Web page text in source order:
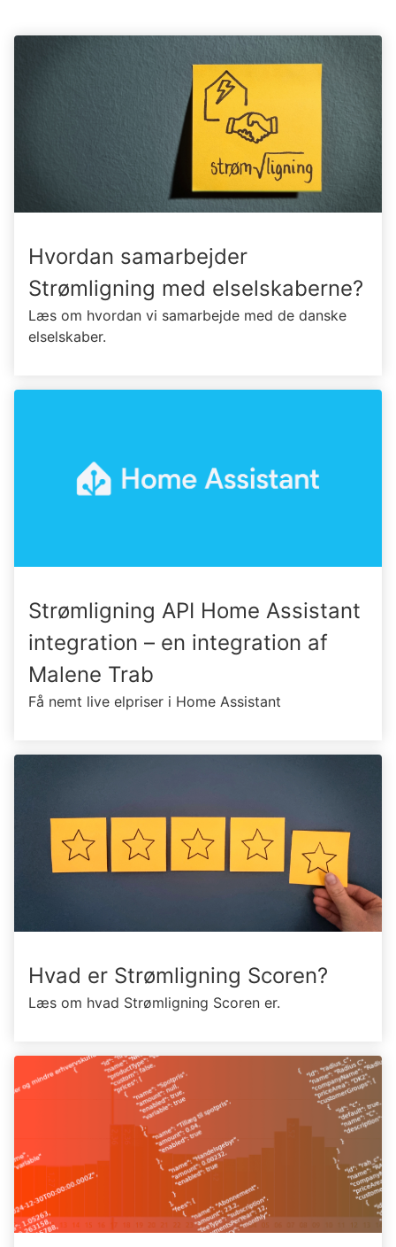
Hvordan samarbejder
Strømligning med elselskaberne?
Læs om hvordan vi samarbejde med de danske
elselskaber.
Strømligning API Home Assistant
integration – en integration af
Malene Trab
Få nemt live elpriser i Home Assistant
Hvad er Strømligning Scoren?
Læs om hvad Strømligning Scoren er.